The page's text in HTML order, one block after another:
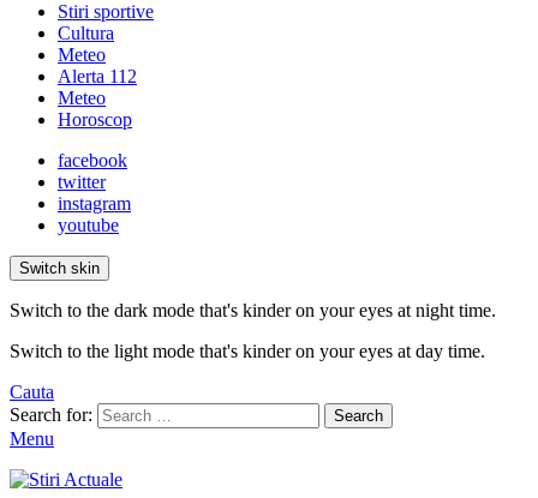
Stiri sportive
Cultura
Meteo
Alerta 112
Meteo
Horoscop
facebook
twitter
instagram
youtube
Switch skin
Switch to the dark mode that's kinder on your eyes at night time.
Switch to the light mode that's kinder on your eyes at day time.
Cauta
Search for:
Search
Menu